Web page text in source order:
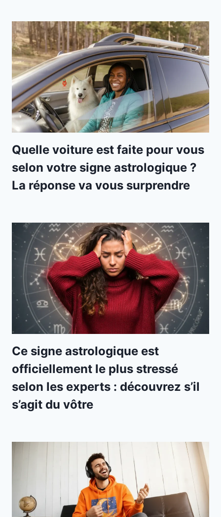
Quelle voiture est faite pour vous
selon votre signe astrologique ?
La réponse va vous surprendre
Ce signe astrologique est
officiellement le plus stressé
selon les experts : découvrez s’il
s’agit du vôtre